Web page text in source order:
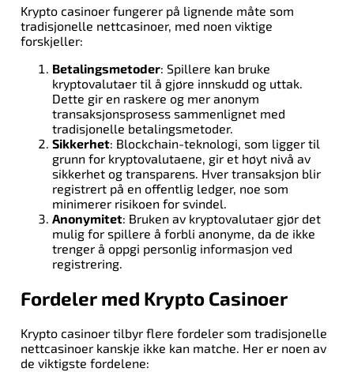
Krypto casinoer fungerer på lignende måte som
tradisjonelle nettcasinoer, med noen viktige
forskjeller:
Betalingsmetoder: Spillere kan bruke
kryptovalutaer til å gjøre innskudd og uttak.
Dette gir en raskere og mer anonym
transaksjonsprosess sammenlignet med
tradisjonelle betalingsmetoder.
Sikkerhet: Blockchain-teknologi, som ligger til
grunn for kryptovalutaene, gir et høyt nivå av
sikkerhet og transparens. Hver transaksjon blir
registrert på en offentlig ledger, noe som
minimerer risikoen for svindel.
Anonymitet: Bruken av kryptovalutaer gjør det
mulig for spillere å forbli anonyme, da de ikke
trenger å oppgi personlig informasjon ved
registrering.
Fordeler med Krypto Casinoer
Krypto casinoer tilbyr flere fordeler som tradisjonelle
nettcasinoer kanskje ikke kan matche. Her er noen av
de viktigste fordelene: